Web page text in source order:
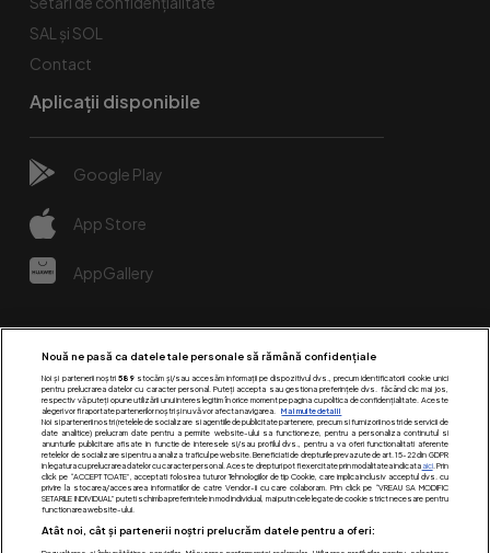
SAL și SOL
Contact
Aplicații disponibile
Google Play
App Store
AppGallery
Urmărește-ne pe:
Nouă ne pasă ca datele tale personale să rămână confidențiale
Noi și partenerii noștri 589stocăm și/sau accesăm informații pe dispozitivul dvs., precum identificatorii cookie unici
pentru prelucrarea datelor cu caracter personal. Puteți accepta sau gestiona preferințele dvs. făcând clic mai jos,
respectiv vă puteți opune utilizării unui interes legitim în orice moment pe pagina cu politica de confidențialitate. Aceste
alegeri vor fi raportate partenerilor noștri și nu vă vor afecta navigarea.
Mai multe detalii
Noi si partenerii nostri (retelele de socializare si agentiile de publicitate partenere, precum si furnizorii nostri de servicii de
date analitice) prelucram date pentru a permite website-ului sa functioneze, pentru a personaliza continutul si
anunturile publicitare afisate in functie de interesele si/sau profilul dvs., pentru a va oferi functionalitati aferente
retelelor de socializare si pentru a analiza traficul pe website. Beneficiati de drepturile prevazute de art. 15-22 din GDPR
in legatura cu prelucrarea datelor cu caracter personal. Aceste drepturi pot fi exercitate prin modalitatea indicataaici. Prin
click pe “ACCEPT TOATE”, acceptati folosirea tuturor Tehnologiilor de tip Cookie, care implica inclusiv acceptul dvs. cu
privire la stocarea/accesarea informatiilor de catre Vendor-ii cu care colaboram. Prin click pe “VREAU SA MODIFIC
SETARILE INDIVIDUAL” puteti schimba preferintele in mod individual, mai putin cele legate de cookie strict necesare pentru
functionarea website-ului.
Atât noi, cât și partenerii noștri prelucrăm datele pentru a oferi: